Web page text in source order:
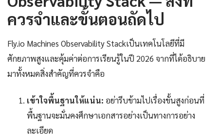
ควรจำและขั้นตอนถัดไป
Fly.io Machines Observability Stackเป็นเทคโนโลยีที่มี
ศักยภาพสูงและคุ้มค่าต่อการเรียนรู้ในปี 2026 จากที่ได้อธิบาย
มาทั้งหมดสิ่งสำคัญที่ควรจำคือ
เข้าใจพื้นฐานให้แน่น: อย่ารีบข้ามไปเรื่องขั้นสูงก่อนที่
พื้นฐานจะมั่นคงศึกษาเอกสารอย่างเป็นทางการอย่าง
ละเอียด